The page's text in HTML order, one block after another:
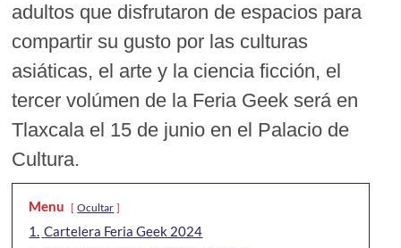
adultos que disfrutaron de espacios para
compartir su gusto por las culturas
asiáticas, el arte y la ciencia ficción, el
tercer volúmen de la Feria Geek será en
Tlaxcala el 15 de junio en el Palacio de
Cultura.
Menu Ocultar
1. Cartelera Feria Geek 2024